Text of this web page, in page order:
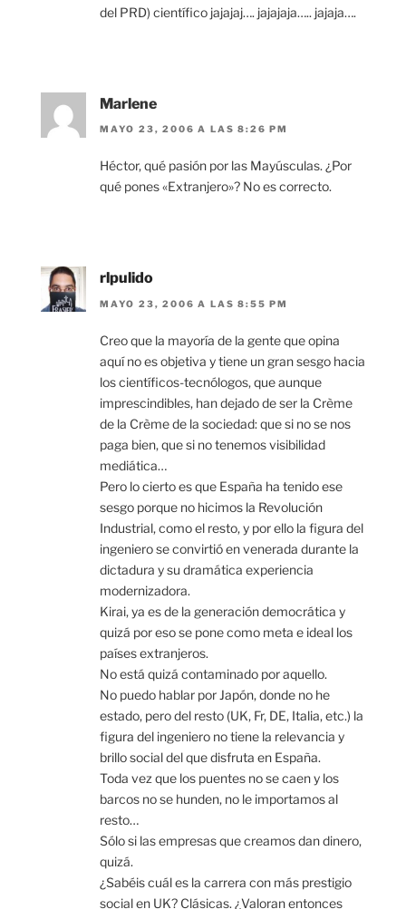
del PRD) científico jajajaj…. jajajaja….. jajaja….
Marlene
MAYO 23, 2006 A LAS 8:26 PM
Héctor, qué pasión por las Mayúsculas. ¿Por
qué pones «Extranjero»? No es correcto.
rlpulido
MAYO 23, 2006 A LAS 8:55 PM
Creo que la mayoría de la gente que opina
aquí no es objetiva y tiene un gran sesgo hacia
los científicos-tecnólogos, que aunque
imprescindibles, han dejado de ser la Crème
de la Crème de la sociedad: que si no se nos
paga bien, que si no tenemos visibilidad
mediática…
Pero lo cierto es que España ha tenido ese
sesgo porque no hicimos la Revolución
Industrial, como el resto, y por ello la figura del
ingeniero se convirtió en venerada durante la
dictadura y su dramática experiencia
modernizadora.
Kirai, ya es de la generación democrática y
quizá por eso se pone como meta e ideal los
países extranjeros.
No está quizá contaminado por aquello.
No puedo hablar por Japón, donde no he
estado, pero del resto (UK, Fr, DE, Italia, etc.) la
figura del ingeniero no tiene la relevancia y
brillo social del que disfruta en España.
Toda vez que los puentes no se caen y los
barcos no se hunden, no le importamos al
resto…
Sólo si las empresas que creamos dan dinero,
quizá.
¿Sabéis cuál es la carrera con más prestigio
social en UK? Clásicas. ¿Valoran entonces